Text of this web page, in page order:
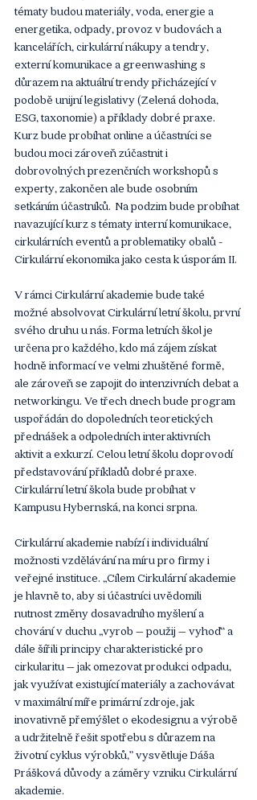
tématy budou materiály, voda, energie a
energetika, odpady, provoz v budovách a
kancelářích, cirkulární nákupy a tendry,
externí komunikace a greenwashing s
důrazem na aktuální trendy přicházející v
podobě unijní legislativy (Zelená dohoda,
ESG, taxonomie) a příklady dobré praxe.
Kurz bude probíhat online a účastníci se
budou moci zároveň zúčastnit i
dobrovolných prezenčních workshopů s
experty, zakončen ale bude osobním
setkáním účastníků.  Na podzim bude probíhat
navazující kurz s tématy interní komunikace,
cirkulárních eventů a problematiky obalů -
Cirkulární ekonomika jako cesta k úsporám II.
V rámci Cirkulární akademie bude také
možné absolvovat Cirkulární letní školu, první
svého druhu u nás. Forma letních škol je
určena pro každého, kdo má zájem získat
hodně informací ve velmi zhuštěné formě,
ale zároveň se zapojit do intenzivních debat a
networkingu. Ve třech dnech bude program
uspořádán do dopoledních teoretických
přednášek a odpoledních interaktivních
aktivit a exkurzí. Celou letní školu doprovodí
představování příkladů dobré praxe.
Cirkulární letní škola bude probíhat v
Kampusu Hybernská, na konci srpna.
Cirkulární akademie nabízí i individuální
možnosti vzdělávání na míru pro firmy i
veřejné instituce. „Cílem Cirkulární akademie
je hlavně to, aby si účastníci uvědomili
nutnost změny dosavadního myšlení a
chování v duchu „vyrob – použij – vyhoď“ a
dále šířili principy charakteristické pro
cirkularitu – jak omezovat produkci odpadu,
jak využívat existující materiály a zachovávat
v maximální míře primární zdroje, jak
inovativně přemýšlet o ekodesignu a výrobě
a udržitelně řešit spotřebu s důrazem na
životní cyklus výrobků,” vysvětluje Dáša
Prášková důvody a záměry vzniku Cirkulární
akademie.